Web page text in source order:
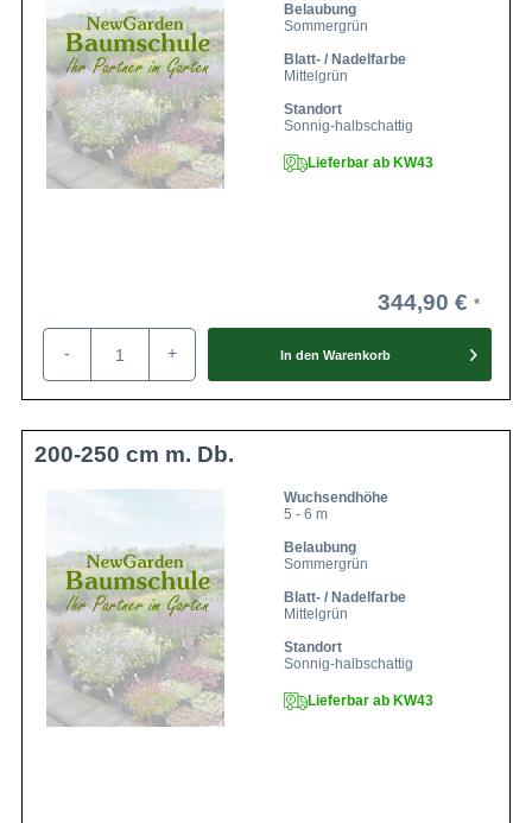
Belaubung
Sommergrün
Blatt- / Nadelfarbe
Mittelgrün
Standort
Sonnig-halbschattig
Lieferbar ab KW43
344,90 €
- + In den Warenkorb
200-250 cm m. Db.
Wuchsendhöhe
5 - 6 m
Belaubung
Sommergrün
Blatt- / Nadelfarbe
Mittelgrün
Standort
Sonnig-halbschattig
Lieferbar ab KW43